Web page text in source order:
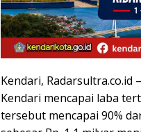
Kendari, Radarsultra.co.id
Kendari mencapai laba
tersebut mencapai 90%